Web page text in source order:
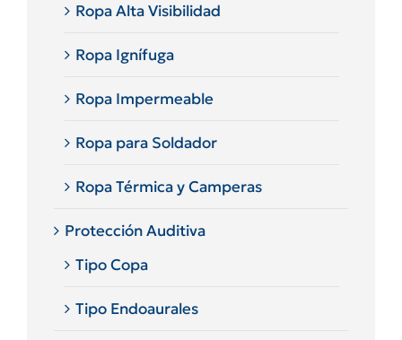
Ropa Alta Visibilidad
Ropa Ignífuga
Ropa Impermeable
Ropa para Soldador
Ropa Térmica y Camperas
Protección Auditiva
Tipo Copa
Tipo Endoaurales